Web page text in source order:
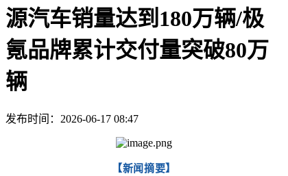
源汽车销量达到180万辆/极
氪品牌累计交付量突破80万
辆
发布时间：2026-06-17 08:47
【新闻摘要】